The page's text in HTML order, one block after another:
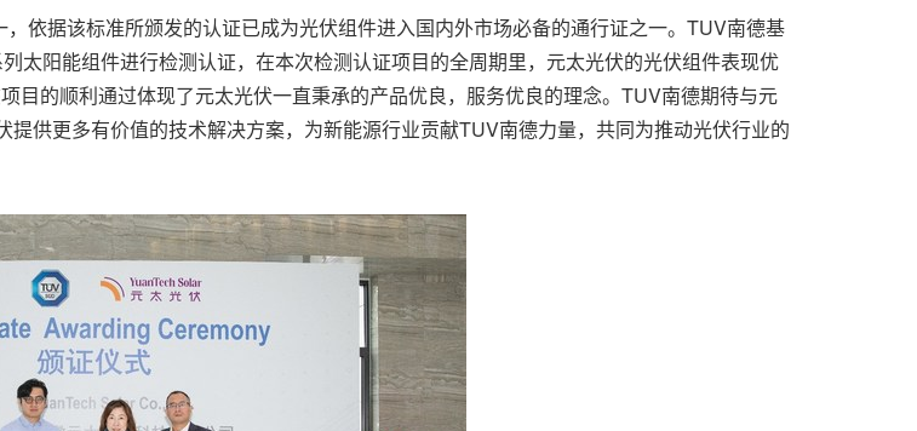
依据该标准所颁发的认证已成为光伏组件进入国内外市场必备的通行证之一。 TUV南德基
太阳能组件进行检测认证，在本次检测认证项目的全周期里，元太光伏的光伏组件表现优
目的顺利通过体现了元太光伏一直秉承的产品优良，服务优良的理念。 TUV南德期待与元
供更多有价值的技术解决方案，为新能源行业贡献TUV南德力量，共同为推动光伏行业的